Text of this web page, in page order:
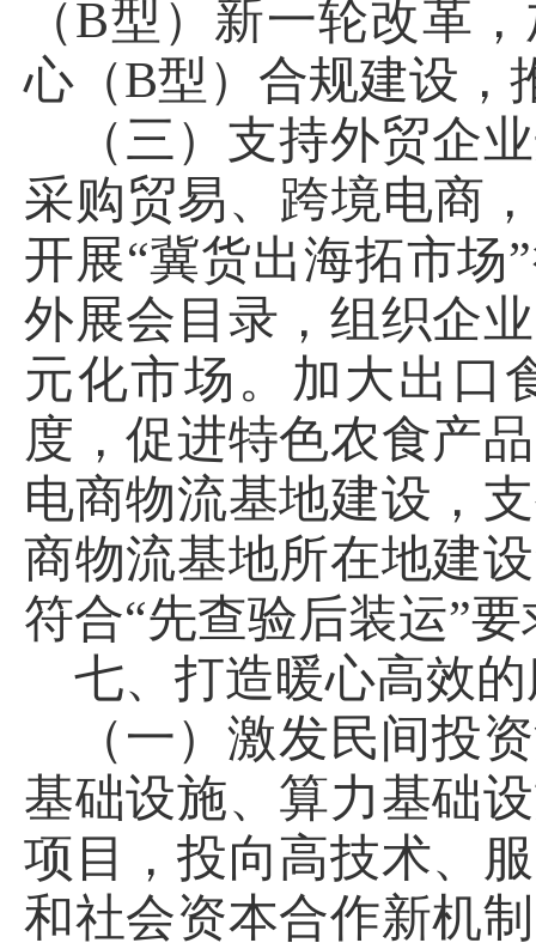
（B型）新一轮改革
心（B型）合规建设，
（三）支持外贸企
采购贸易、跨境电商
开展“冀货出海拓市场
外展会目录，组织企
元化市场。加大出口
度，促进特色农食产
电商物流基地建设，
商物流基地所在地建
符合“先查验后装运”
七、打造暖心高效
（一）激发民间投
基础设施、算力基础
项目，投向高技术、
和社会资本合作新机